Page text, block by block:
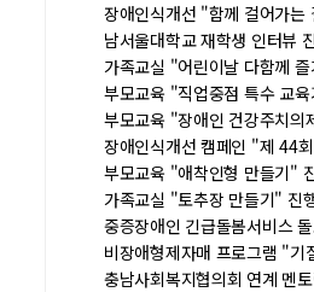
장애인식개선 "함께 걸어가
남서울대학교 재학생 인터뷰
가족교실 "어린이날 다함께
부모교육 "직업중점 특수 교
부모교육 "장애인 건강주치
장애인식개선 캠페인 "제 44
부모교육 "애착인형 만들기"
가족교실 "토추장 만들기" 진
중증장애인 긴급돌봄서비스
비장애형제자매 프로그램 "
충남사회복지협의회 연계 멘